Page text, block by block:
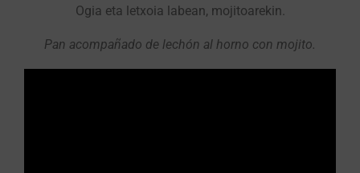
Ogia eta letxoia labean, mojitoarekin.
Pan acompañado de lechón al horno con mojito.